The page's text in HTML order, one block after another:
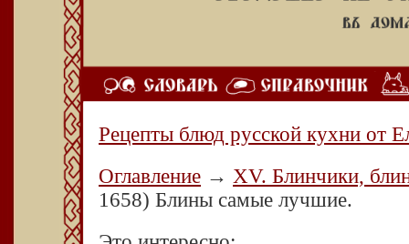
Рецепты блюд русской кухни от
Оглавление → XV. Блинчики,
1658) Блины самые лучшие.